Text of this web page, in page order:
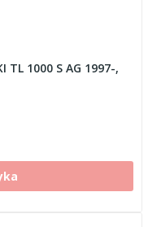
TL 1000 S AG 1997-,